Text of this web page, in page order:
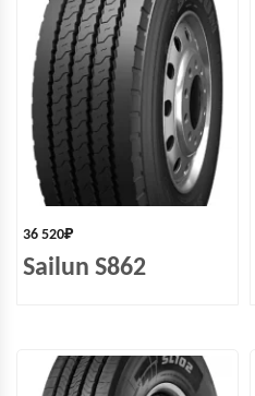
36 520₽
Sailun S862